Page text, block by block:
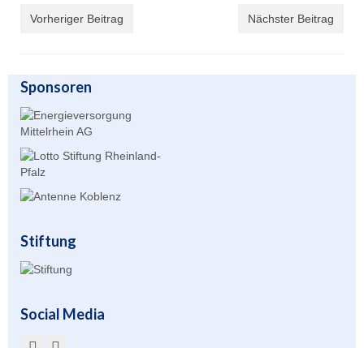
Übernachtung
Kontakt
Vorheriger Beitrag Nächster Beitrag
Sponsoren
Stiftung
Social Media